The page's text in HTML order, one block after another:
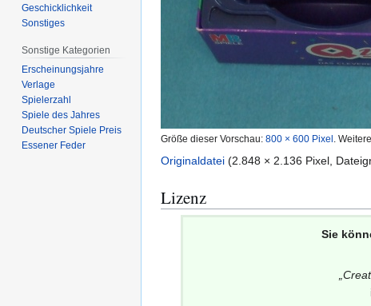
Größe dieser Vorschau: 800 × 600 Pixel
Originaldatei (2.848 × 2.136 Pixel,
Lizenz
Sie
Geschicklichkeit
Sonstiges
Sonstige Kategorien
Erscheinungsjahre
Verlage
Spielerzahl
Spiele des Jahres
Deutscher Spiele Preis
Essener Feder